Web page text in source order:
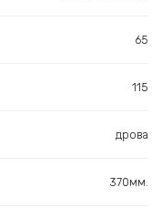
65
115
дрова
370мм.